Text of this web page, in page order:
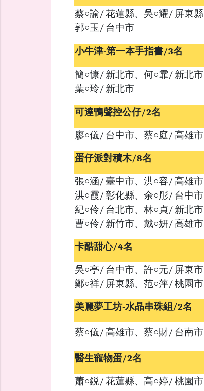
蔡○諭/ 花蓮縣、吳○耀/ 屏東縣
郭○玉/ 台中市
小牛津-第一本手指書/3名
簡○慷/ 新北市、何○霏/ 新北市
葉○玲/ 新北市
可達鴨聲控公仔/2名
廖○儀/ 台中市、蔡○庭/ 高雄市
蛋仔派對積木/8名
張○涵/ 臺中市、洪○容/ 高雄市
洪○霞/ 彰化縣、余○彤/ 台中市
紀○伶/ 台北市、林○貞/ 新北市
曹○伶/ 新竹市、戴○妍/ 高雄市
卡酷甜心/4名
吳○亭/ 台中市、許○元/ 屏東市
鄭○祥/ 屏東縣、范○萍/ 桃園市
美麗夢工坊-水晶串珠組/2名
蔡○儀/ 高雄市、蔡○財/ 台南市
醫生寵物蛋/2名
蕭○鋭/ 花蓮縣、高○婷/ 桃園市